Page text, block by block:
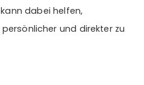
dabei helfen,
und direkter zu